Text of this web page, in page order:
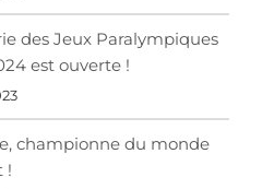
des Jeux Paralympiques
est ouverte !
championne du monde
!